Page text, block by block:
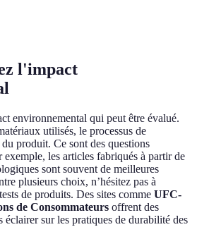
l'impact
environnemental qui peut être évalué.
utilisés, le processus de
produit. Ce sont des questions
exemple, les articles fabriqués à partir de
sont souvent de meilleures
plusieurs choix, n’hésitez pas à
de produits. Des sites comme UFC-
de Consommateurs offrent des
éclairer sur les pratiques de durabilité des